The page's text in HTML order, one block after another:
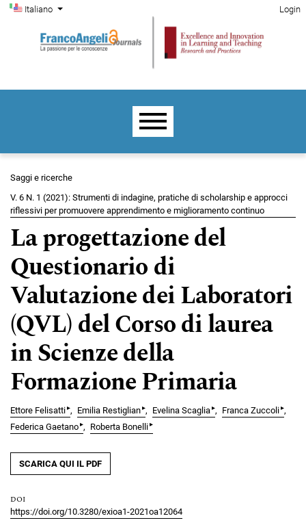
Salta al menu principale di navigazione
Salta al contenuto principale
Salta al piè di pagina del sito
Cambia la lingua. La lingua corrente è:
Italiano
Menu di amministrazione Login
Menu principale
Saggi e ricerche
V. 6 N. 1 (2021): Strumenti di indagine, pratiche di scholarship e approcci
riflessivi per promuovere apprendimento e miglioramento continuo
La progettazione del
Questionario di
Valutazione dei Laboratori
(QVL) del Corso di laurea
in Scienze della
Formazione Primaria
Ettore Felisatti▸ Emilia Restiglian▸ Evelina Scaglia▸ Franca Zuccoli▸
Federica Gaetano▸ Roberta Bonelli▸
SCARICA QUI IL PDF
DOI
https://doi.org/10.3280/exioa1-2021oa12064